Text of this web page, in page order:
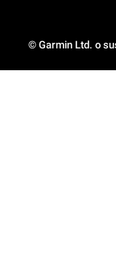
© Garmin Ltd. o